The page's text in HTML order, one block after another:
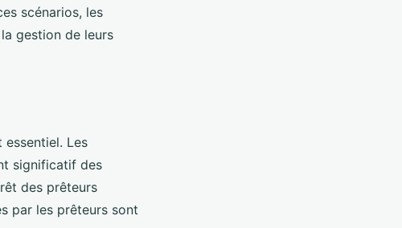
scénarios, les
gestion de leurs
Les
significatif des
des prêteurs
par les prêteurs sont